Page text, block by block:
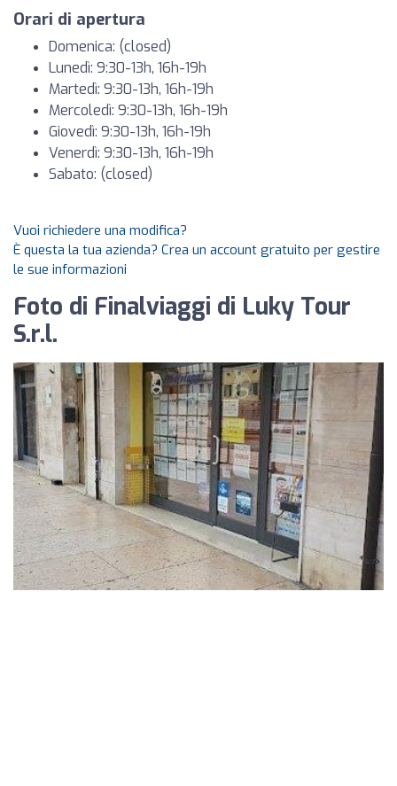
Orari di apertura
Domenica: (closed)
Lunedì: 9:30-13h, 16h-19h
Martedì: 9:30-13h, 16h-19h
Mercoledì: 9:30-13h, 16h-19h
Giovedì: 9:30-13h, 16h-19h
Venerdì: 9:30-13h, 16h-19h
Sabato: (closed)
Vuoi richiedere una modifica?
È questa la tua azienda? Crea un account gratuito per gestire
le sue informazioni
Foto di Finalviaggi di Luky Tour
S.r.l.